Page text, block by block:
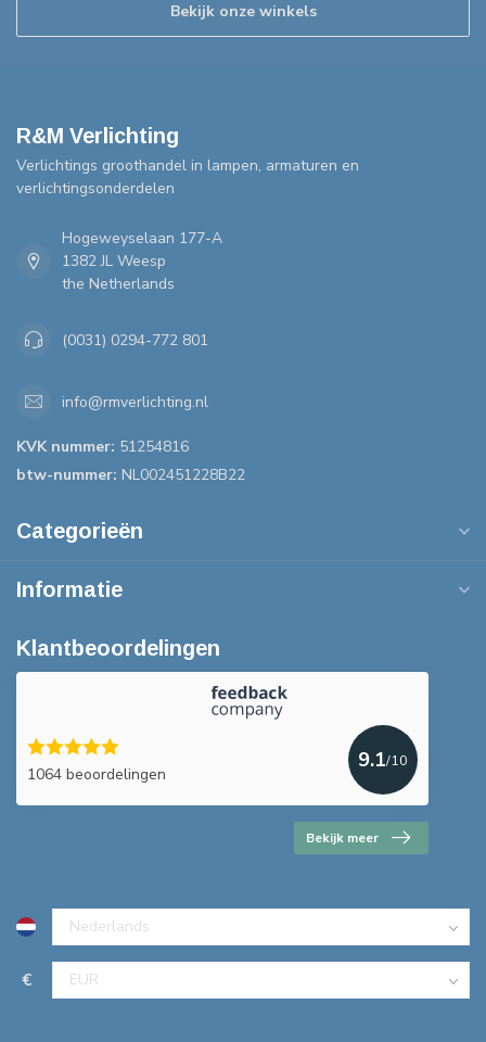
Bekijk onze winkels
R&M Verlichting
Verlichtings groothandel in lampen, armaturen en
verlichtingsonderdelen
Hogeweyselaan 177-A
1382 JL Weesp
the Netherlands
(0031) 0294-772 801
info@rmverlichting.nl
KVK nummer: 51254816
btw-nummer: NL002451228B22
Categorieën
Informatie
Klantbeoordelingen
1064 beoordelingen
9.1/10
Bekijk meer
€